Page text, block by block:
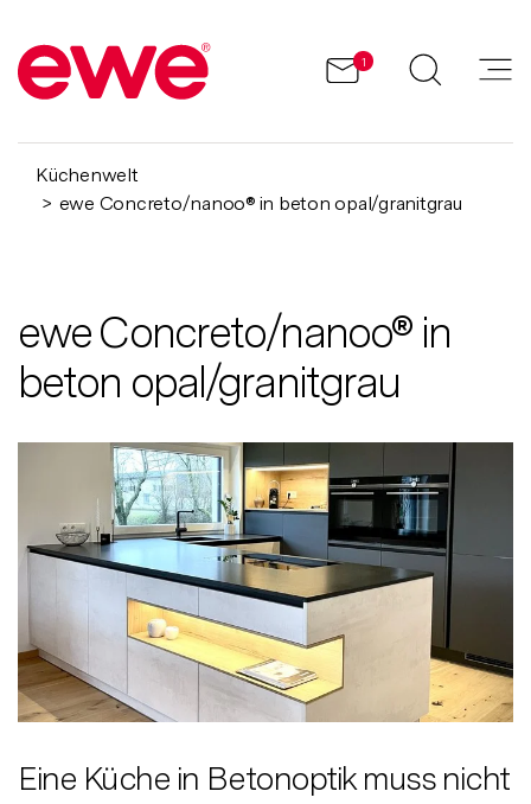
1
Küchenwelt
ewe Concreto/nanoo® in beton opal/granitgrau
ewe Concreto/nanoo® in
beton opal/granitgrau
Eine Küche in Betonoptik muss nicht